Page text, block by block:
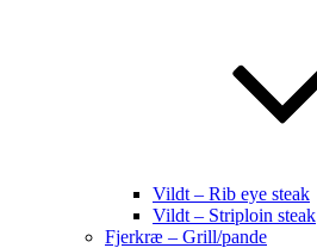
Vildt – Rib eye steak
Vildt – Striploin steak
Fjerkræ – Grill/pande